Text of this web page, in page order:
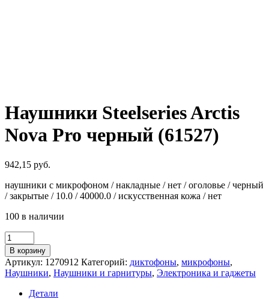
Наушники Steelseries Arctis
Nova Pro черный (61527)
942,15 руб.
наушники с микрофоном / накладные / нет / оголовье / черный
/ закрытые / 10.0 / 40000.0 / искусственная кожа / нет
100 в наличии
Количество
товара
Наушники
Steelseries
Arctis
Nova
В корзину
Артикул: 1270912 Категорий: диктофоны, микрофоны,
Наушники, Наушники и гарнитуры, Электроника и гаджеты
Детали